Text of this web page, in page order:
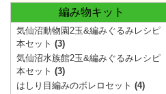
編み物キット
気仙沼動物園2玉&編みぐるみレシピ
本セット (3)
気仙沼水族館2玉&編みぐるみレシピ
本セット (3)
はしり目編みのボレロセット (4)